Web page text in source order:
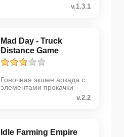
v.1.3.1
Mad Day - Truck
Distance Game
Гоночная экшен аркада с
элементами прокачки
v.2.2
Idle Farming Empire